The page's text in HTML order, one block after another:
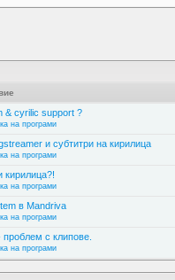
& cyrilic support ?
на програми
и субтитри на кирилица
на програми
кирилица?!
на програми
в Мandriva
на програми
проблем с клипове.
на програми